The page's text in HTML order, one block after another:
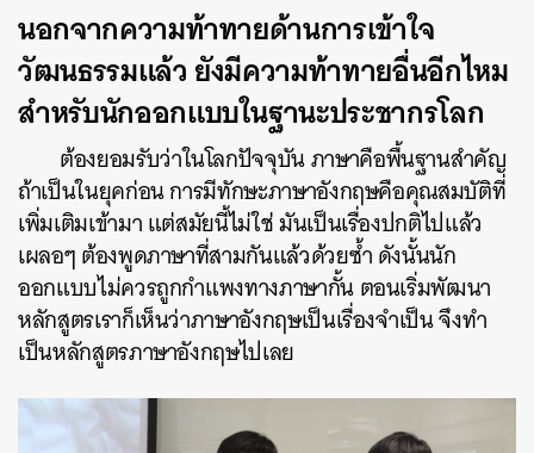
นอกจากความท้าทายด้านการเข้าใจ
วัฒนธรรมแล้ว ยังมีความท้าทายอื่นอีกไหม
สำหรับนักออกแบบในฐานะประชากรโลก
ต้องยอมรับว่าในโลกปัจจุบัน ภาษาคือพื้นฐานสำคัญ
ถ้าเป็นในยุคก่อน การมีทักษะภาษาอังกฤษคือคุณสมบัติที่
เพิ่มเติมเข้ามา แต่สมัยนี้ไม่ใช่ มันเป็นเรื่องปกติไปแล้ว
เผลอๆ ต้องพูดภาษาที่สามกันแล้วด้วยซ้ำ ดังนั้นนัก
ออกแบบไม่ควรถูกกำแพงทางภาษากั้น ตอนเริ่มพัฒนา
หลักสูตรเราก็เห็นว่าภาษาอังกฤษเป็นเรื่องจำเป็น จึงทำ
เป็นหลักสูตรภาษาอังกฤษไปเลย